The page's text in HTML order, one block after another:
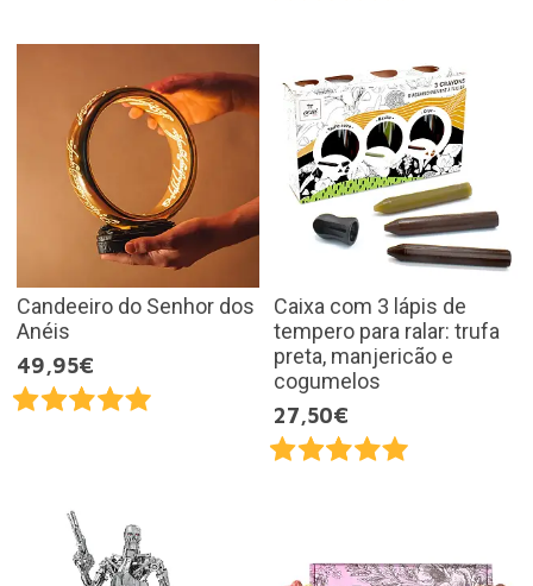
Candeeiro do Senhor dos
Anéis
49,95€
Caixa com 3 lápis de
tempero para ralar: trufa
preta, manjericão e
cogumelos
27,50€